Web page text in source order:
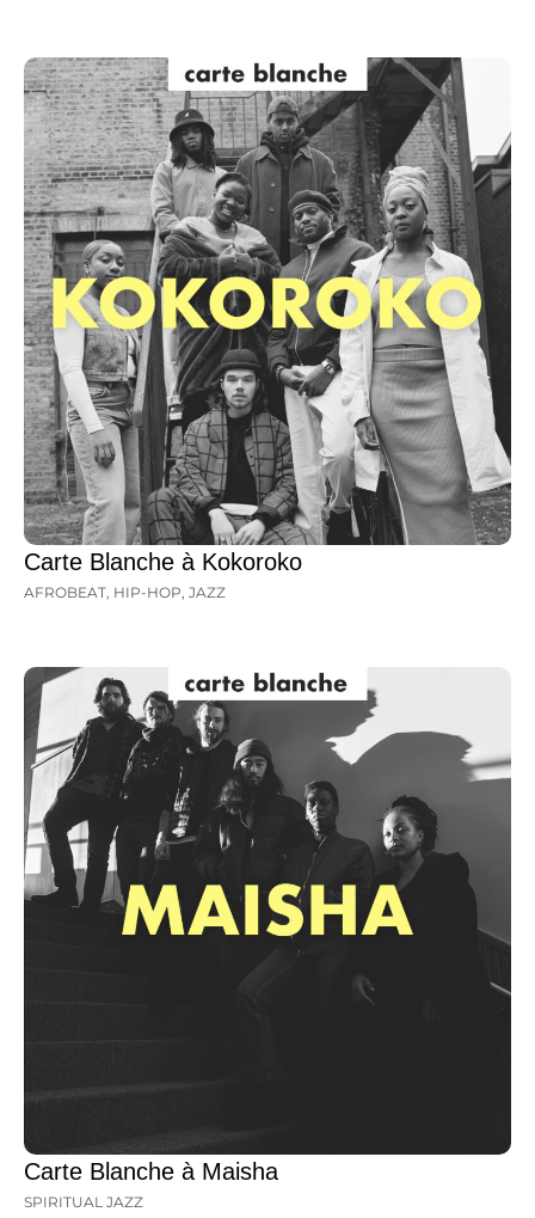
Carte Blanche à Kokoroko
AFROBEAT, HIP-HOP, JAZZ
Carte Blanche à Maisha
SPIRITUAL JAZZ